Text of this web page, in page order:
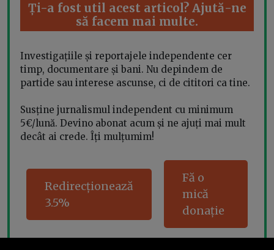
Ți-a fost util acest articol? Ajută-ne
să facem mai multe.
Investigațiile și reportajele independente cer
timp, documentare și bani. Nu depindem de
partide sau interese ascunse, ci de cititori ca tine.
Susține jurnalismul independent cu minimum
5€/lună. Devino abonat acum și ne ajuți mai mult
decât ai crede. Îți mulțumim!
Redirecționează
3.5%
Fă o
mică
donație